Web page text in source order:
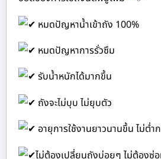
หมดปัญหาน้ำเข้าถัง 100%
หมดปัญหาการรั่วซึม
รับน้ำหนักได้มากขึ้น
ถังจะไม่บุบ ไม่ยุบตัว
อายุการใช้งานยาวนานขึ้น ไม่ต่ำ
ไม่ต้องเปลี่ยนถังบ่อยๆ ไม่ต้องซ่